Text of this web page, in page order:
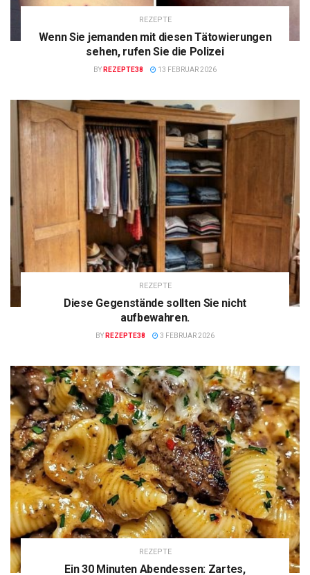
REZEPTE
Wenn Sie jemanden mit diesen Tätowierungen
sehen, rufen Sie die Polizei
BY REZEPTE38 13 FEBRUAR 2026
REZEPTE
Diese Gegenstände sollten Sie nicht
aufbewahren.
BY REZEPTE38 3 FEBRUAR 2026
REZEPTE
Ein 30 Minuten Abendessen: Zartes,